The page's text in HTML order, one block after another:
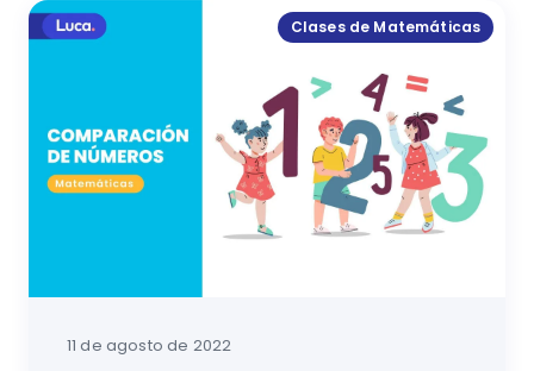
Clases de Matemáticas
11 de agosto de 2022